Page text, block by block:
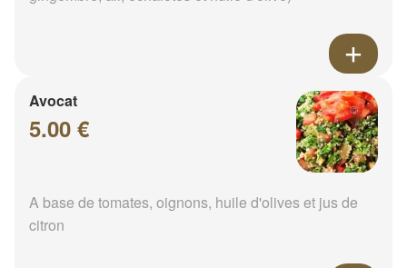
Avocat
5.00 €
A base de tomates, oignons, huile d'olives et jus de
citron